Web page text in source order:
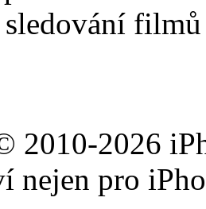
2010-2026
nejen pro